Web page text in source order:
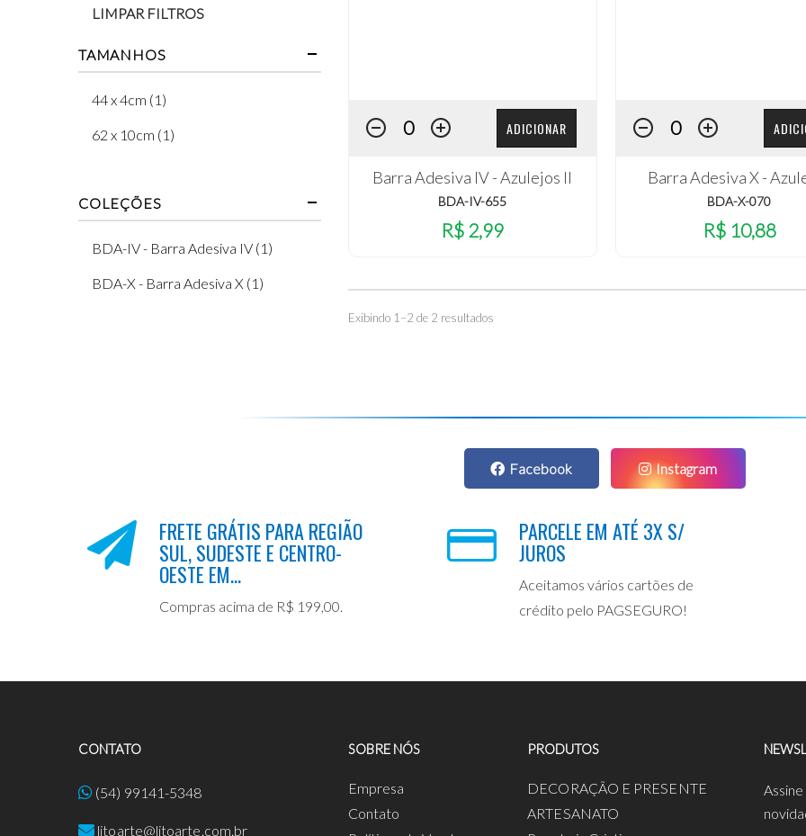
ADICIONAR
Barra Adesiva IV - Azulejos II
BDA-IV-655
R$ 2,99
Barra Adesiva X -
BDA-X-070
R$ 10,88
Exibindo 1–2 de 2 resultados
LIMPAR FILTROS
TAMANHOS
44 x 4cm (1)
62 x 10cm (1)
COLEÇÕES
BDA-IV - Barra Adesiva IV (1)
BDA-X - Barra Adesiva X (1)
Facebook Instagram
FRETE GRÁTIS PARA REGIÃO
SUL, SUDESTE E CENTRO-
OESTE EM...
Compras acima de R$ 199,00.
PARCELE EM ATÉ 3X S/
JUROS
Aceitamos vários cartões de
crédito pelo PAGSEGURO!
CONTATO
(54) 99141-5348
litoarte@litoarte.com.br
SOBRE NÓS
Empresa
Contato
PRODUTOS
DECORAÇÃO E PRESENTE
ARTESANATO